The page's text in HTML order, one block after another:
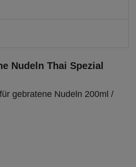
Nudeln Thai Spezial
gebratene Nudeln 200ml /